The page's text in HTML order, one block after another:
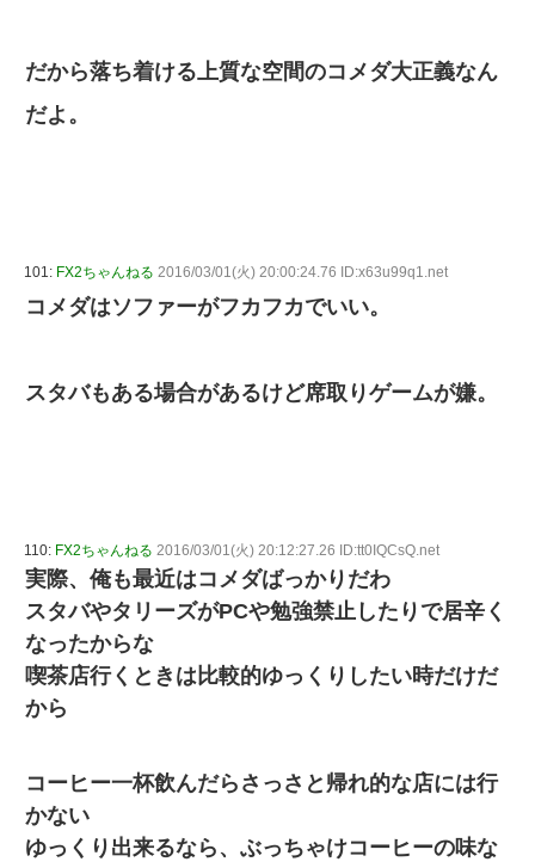
だから落ち着ける上質な空間のコメダ大正義なん
だよ。
101: FX2ちゃんねる 2016/03/01(火) 20:00:24.76 ID:x63u99q1.net
コメダはソファーがフカフカでいい。
スタバもある場合があるけど席取りゲームが嫌。
110: FX2ちゃんねる 2016/03/01(火) 20:12:27.26 ID:tt0IQCsQ.net
実際、俺も最近はコメダばっかりだわ
スタバやタリーズがPCや勉強禁止したりで居辛く
なったからな
喫茶店行くときは比較的ゆっくりしたい時だけだ
から
コーヒー一杯飲んだらさっさと帰れ的な店には行
かない
ゆっくり出来るなら、ぶっちゃけコーヒーの味な